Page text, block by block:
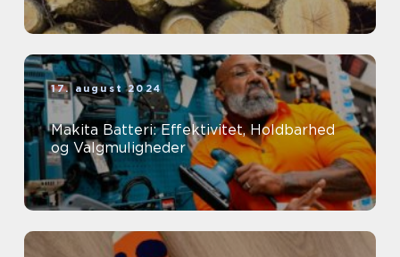
17. august 2024
Makita Batteri: Effektivitet, Holdbarhed
og Valgmuligheder